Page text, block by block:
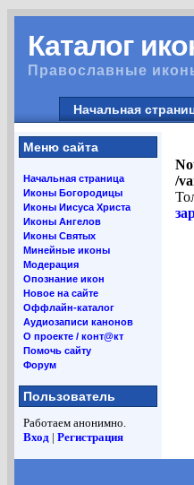
Каталог
Православные
Начальная
Меню сайта
Начальная страница
Иконы Богородицы
Иконы Иисуса Христа
Иконы Ангелов
Иконы Святых
Минейные иконы
Модерация
Опознание икон
Новое на сайте
Оффлайн-каталог
Аудиозаписи канонов
О проекте / конт@кт
Помочь сайту
Форум
Пользователь
Работаем анонимно.
Вход | Регистрация
/